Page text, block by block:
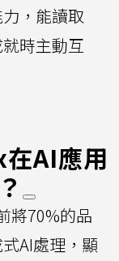
，能讀取
時主動互
AI應用
將70%的品
AI處理，顯